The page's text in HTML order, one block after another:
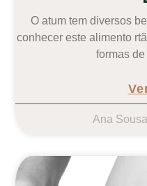
O atum tem diversos
conhecer este alimento
formas
Ana Sousa